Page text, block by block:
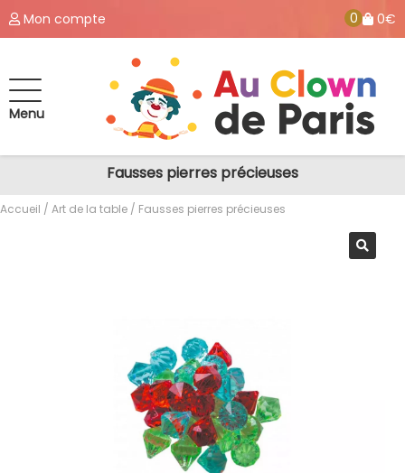
Mon compte 0 0€
Menu
Fausses pierres précieuses
Accueil / Art de la table / Fausses pierres précieuses